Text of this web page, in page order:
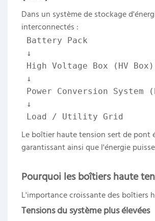
Dans un système de stockage
interconnectés :
Battery Pack
↓
High Voltage Box (HV Box)
↓
Power Conversion System
↓
Load / Utility Grid
Le boîtier haute tension sert de pont
garantissant ainsi que l'énergie
Pourquoi les boîtiers haute
L'importance croissante des boîtiers
Tensions du système plus élevées